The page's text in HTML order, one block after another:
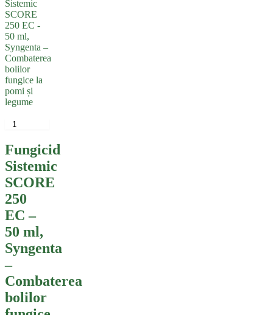
până
53,00 lei
Fungicid
Sistemic
SCORE
250
EC –
50 ml,
Syngenta
–
Combaterea
bolilor